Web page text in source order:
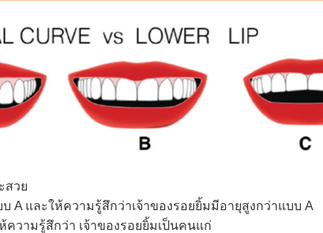
สวย
A และให้ความรู้สึกว่าเจ้าของรอยยิ้มมีอายุสูงกว่าแบบ A
วามรู้สึกว่า เจ้าของรอยยิ้มเป็นคนแก่